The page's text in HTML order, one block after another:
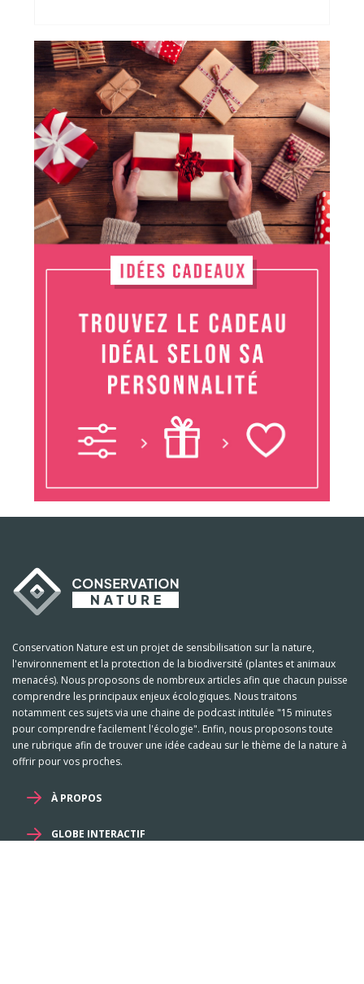
Conservation Nature est un projet de sensibilisation sur la nature,
l'environnement et la protection de la biodiversité (plantes et animaux
menacés). Nous proposons de nombreux articles afin que chacun puisse
comprendre les principaux enjeux écologiques. Nous traitons
notamment ces sujets via une chaine de podcast intitulée "15 minutes
pour comprendre facilement l'écologie". Enfin, nous proposons toute
une rubrique afin de trouver une idée cadeau sur le thème de la nature à
offrir pour vos proches.
À PROPOS
GLOBE INTERACTIF